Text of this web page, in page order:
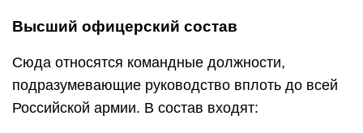
Высший офицерский состав
Сюда относятся командные должности,
подразумевающие руководство вплоть до всей
Российской армии. В состав входят: